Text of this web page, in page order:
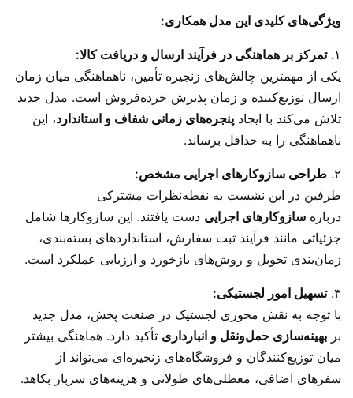
ویژگی‌های کلیدی این مدل همکاری:
۱. تمرکز بر هماهنگی در فرآیند ارسال و دریافت کالا:
یکی از مهمترین چالش‌های زنجیره تأمین، ناهماهنگی میان زمان
ارسال توزیع‌کننده و زمان پذیرش خرده‌فروش است. مدل جدید
تلاش می‌کند با ایجاد پنجره‌های زمانی شفاف و استاندارد، این
ناهماهنگی را به حداقل برساند.
۲. طراحی سازوکارهای اجرایی مشخص:
طرفین در این نشست به نقطه‌نظرات مشترکی
درباره سازوکارهای اجرایی دست یافتند. این سازوکارها شامل
جزئیاتی مانند فرآیند ثبت سفارش، استانداردهای بسته‌بندی،
زمان‌بندی تحویل و روش‌های بازخورد و ارزیابی عملکرد است.
۳. تسهیل امور لجستیکی:
با توجه به نقش محوری لجستیک در صنعت پخش، مدل جدید
بر بهینه‌سازی حمل‌ونقل و انبارداری تأکید دارد. هماهنگی بیشتر
میان توزیع‌کنندگان و فروشگاه‌های زنجیره‌ای می‌تواند از
سفرهای اضافی، معطلی‌های طولانی و هزینه‌های سربار بکاهد.